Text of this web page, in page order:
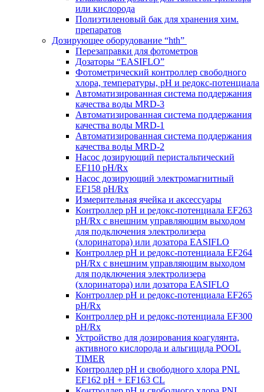
или кислорода
Полиэтиленовый бак для хранения хим.
препаратов
Дозирующее оборудование “hth”
Перезаправки для фотометров
Дозаторы “EASIFLO”
Фотометрический контроллер свободного
хлора, температуры, рН и редокс-потенциала
Автоматизированная система поддержания
качества воды MRD-3
Автоматизированная система поддержания
качества воды MRD-1
Автоматизированная система поддержания
качества воды MRD-2
Насос дозирующий перистальтический
EF110 pH/Rx
Насос дозирующий электромагнитный
EF158 pH/Rx
Измерительная ячейка и аксессуары
Контроллер рН и редокс-потенциала EF263
pH/Rx с внешним управляющим выходом
для подключения электролизера
(хлоринатора) или дозатора EASIFLO
Контроллер рН и редокс-потенциала EF264
pH/Rx с внешним управляющим выходом
для подключения электролизера
(хлоринатора) или дозатора EASIFLO
Контроллер рН и редокс-потенциала EF265
pH/Rx
Контроллер рН и редокс-потенциала EF300
pH/Rx
Устройство для дозирования коагулянта,
активного кислорода и альгицида POOL
TIMER
Контроллер рН и свободного хлора PNL
EF162 pH + EF163 CL